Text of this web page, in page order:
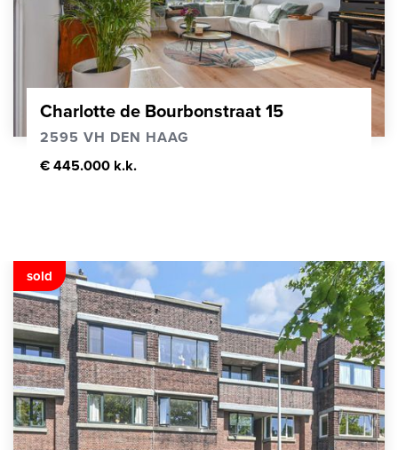
Charlotte de Bourbonstraat 15
2595 VH DEN HAAG
€ 445.000 k.k.
sold